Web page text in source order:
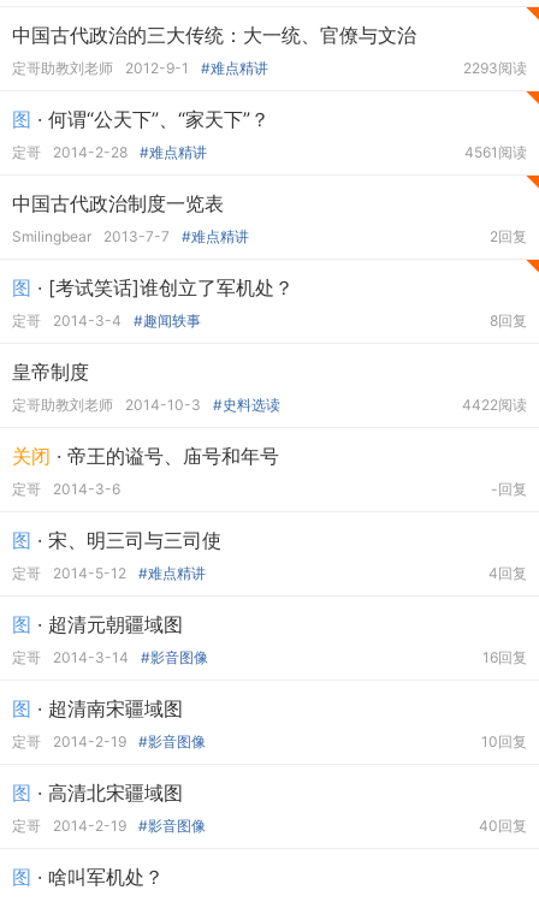
中国古代政治的三大传统：大一统、官僚与文治
定哥助教刘老师 2012-9-1 #难点精讲 2293阅读
图 · 何谓“公天下”、“家天下”？
定哥 2014-2-28 #难点精讲 4561阅读
中国古代政治制度一览表
Smilingbear 2013-7-7 #难点精讲 2回复
图 · [考试笑话]谁创立了军机处？
定哥 2014-3-4 #趣闻轶事 8回复
皇帝制度
定哥助教刘老师 2014-10-3 #史料选读 4422阅读
关闭 · 帝王的谥号、庙号和年号
定哥 2014-3-6 -回复
图 · 宋、明三司与三司使
定哥 2014-5-12 #难点精讲 4回复
图 · 超清元朝疆域图
定哥 2014-3-14 #影音图像 16回复
图 · 超清南宋疆域图
定哥 2014-2-19 #影音图像 10回复
图 · 高清北宋疆域图
定哥 2014-2-19 #影音图像 40回复
图 · 啥叫军机处？